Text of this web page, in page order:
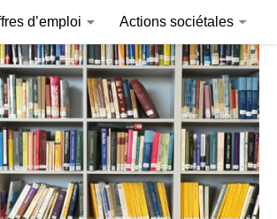
d’emploi Actions sociétales
internationales ComplexCité